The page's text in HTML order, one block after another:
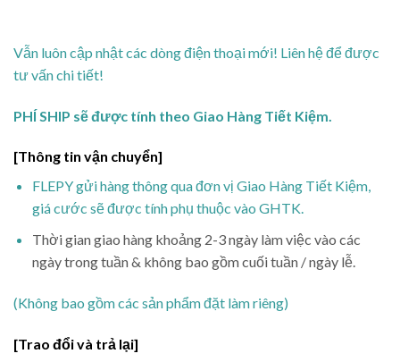
Vẫn luôn cập nhật các dòng điện thoại mới! Liên hệ để được
tư vấn chi tiết!
PHÍ SHIP sẽ được tính theo Giao Hàng Tiết Kiệm.
[Thông tin vận chuyển]
FLEPY gửi hàng thông qua đơn vị Giao Hàng Tiết Kiệm,
giá cước sẽ được tính phụ thuộc vào GHTK.
Thời gian giao hàng khoảng 2-3 ngày làm việc vào các
ngày trong tuần & không bao gồm cuối tuần / ngày lễ.
(Không bao gồm các sản phẩm đặt làm riêng)
[Trao đổi và trả lại]